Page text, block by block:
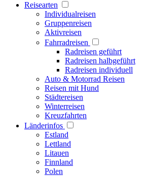
Reisearten
Individualreisen
Gruppenreisen
Aktivreisen
Fahrradreisen
Radreisen geführt
Radreisen halbgeführt
Radreisen individuell
Auto & Motorrad Reisen
Reisen mit Hund
Städtereisen
Winterreisen
Kreuzfahrten
Länderinfos
Estland
Lettland
Litauen
Finnland
Polen